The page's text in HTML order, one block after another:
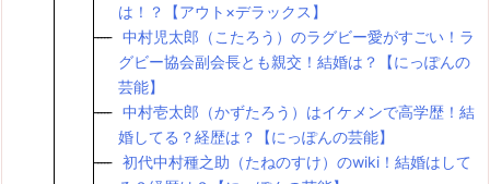
は！？【アウト×デラックス】
中村児太郎（こたろう）のラグビー愛がすごい！ラ
グビー協会副会長とも親交！結婚は？【にっぽんの
芸能】
中村壱太郎（かずたろう）はイケメンで高学歴！結
婚してる？経歴は？【にっぽんの芸能】
初代中村種之助（たねのすけ）のwiki！結婚はして